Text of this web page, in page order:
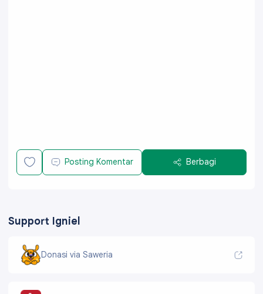
Posting Komentar Berbagi
Support Igniel
Donasi via Saweria